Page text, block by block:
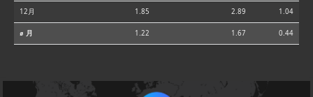
12月 1.85 2.89 1.04
⌀ 月 1.22 1.67 0.44